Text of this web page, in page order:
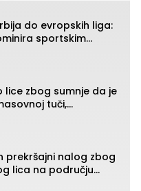
do evropskih liga:
sportskim
lice zbog sumnje da je
tuči,
povrede
prekršajni nalog zbog
lica na području